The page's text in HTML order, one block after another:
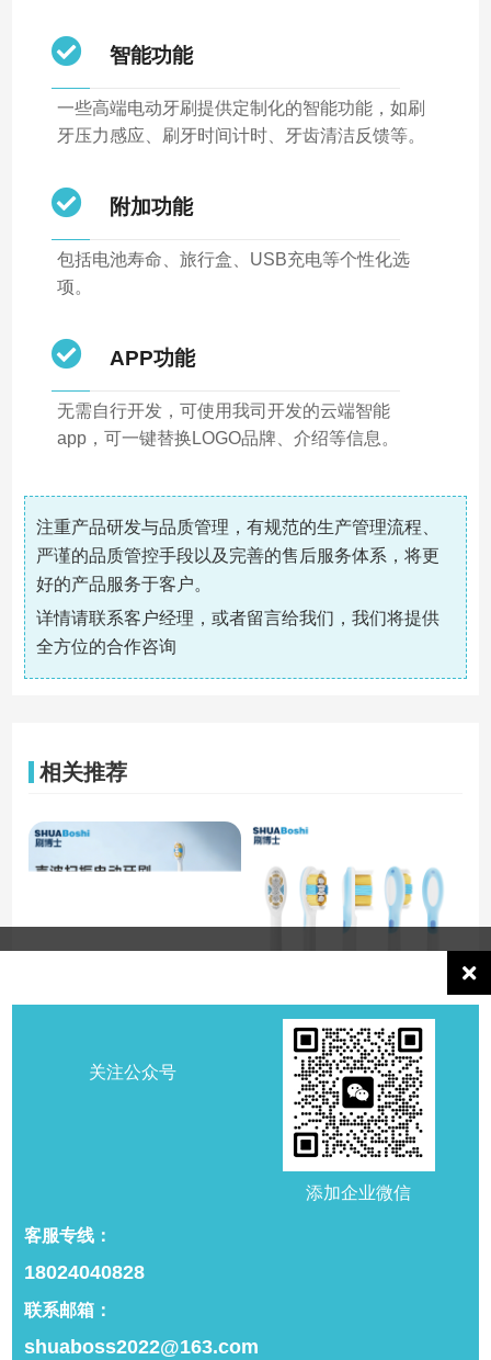
智能功能
一些高端电动牙刷提供定制化的智能功能，如刷
牙压力感应、刷牙时间计时、牙齿清洁反馈等。
附加功能
包括电池寿命、旅行盒、USB充电等个性化选
项。
APP功能
无需自行开发，可使用我司开发的云端智能
app，可一键替换LOGO品牌、介绍等信息。
注重产品研发与品质管理，有规范的生产管理流程、
严谨的品质管控手段以及完善的售后服务体系，将更
好的产品服务于客户。
详情请联系客户经理，或者留言给我们，我们将提供
全方位的合作咨询
相关推荐
声波扫振电动牙刷
刷博士电动牙刷头
S503
产品详情
关注公众号
添加企业微信
客服专线：
18024040828
联系邮箱：
shuaboss2022@163.com